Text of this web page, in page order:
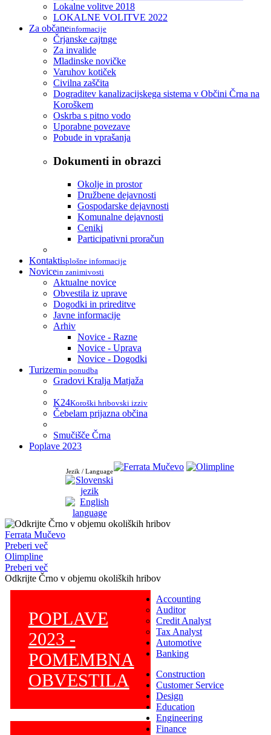
Lokalne volitve 2018
LOKALNE VOLITVE 2022
Za občaneinformacije
Črjanske cajtnge
Za invalide
Mladinske novičke
Varuhov kotiček
Civilna zaščita
Dograditev kanalizacijskega sistema v Občini Črna na
Koroškem
Oskrba s pitno vodo
Uporabne povezave
Pobude in vprašanja
Dokumenti in obrazci
Okolje in prostor
Družbene dejavnosti
Gospodarske dejavnosti
Komunalne dejavnosti
Ceniki
Participativni proračun
Kontaktisplošne informacije
Novicein zanimivosti
Aktualne novice
Obvestila iz uprave
Dogodki in prireditve
Javne informacije
Arhiv
Novice - Razne
Novice - Uprava
Novice - Dogodki
Turizemin ponudba
Gradovi Kralja Matjaža
K24Koroški hribovski izziv
Čebelam prijazna občina
Smučišče Črna
Poplave 2023
Jezik / Language
Ferrata Mučevo
Preberi več
Olimpline
Preberi več
Odkrijte Črno v objemu okoliških hribov
POPLAVE
2023 -
POMEMBNA
OBVESTILA
Accounting
Auditor
Credit Analyst
Tax Analyst
Automotive
Banking
Construction
Customer Service
Design
Education
Engineering
Finance